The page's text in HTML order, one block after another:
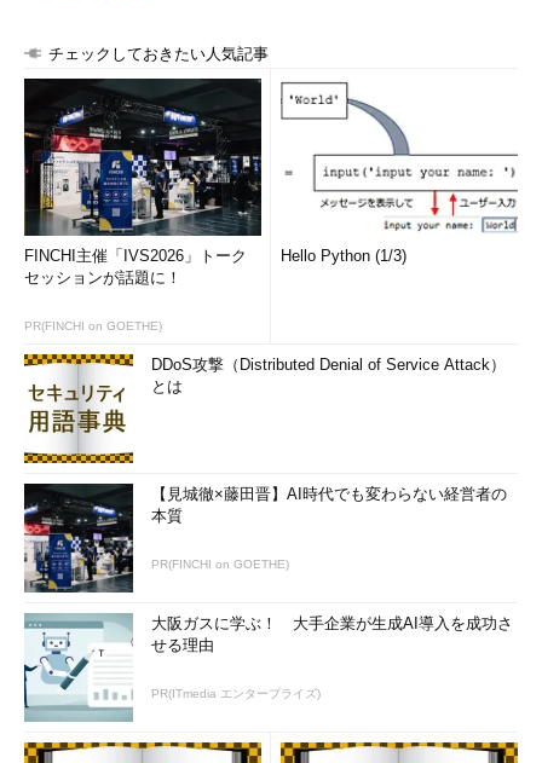
チェックしておきたい人気記事
FINCHI主催「IVS2026」トーク
セッションが話題に！
PR(FINCHI on GOETHE)
Hello Python (1/3)
DDoS攻撃（Distributed Denial of Service Attack）
とは
【見城徹×藤田晋】AI時代でも変わらない経営者の
本質
PR(FINCHI on GOETHE)
大阪ガスに学ぶ！ 大手企業が生成AI導入を成功さ
せる理由
PR(ITmedia エンタープライズ)